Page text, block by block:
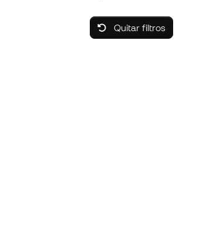
Quitar filtros